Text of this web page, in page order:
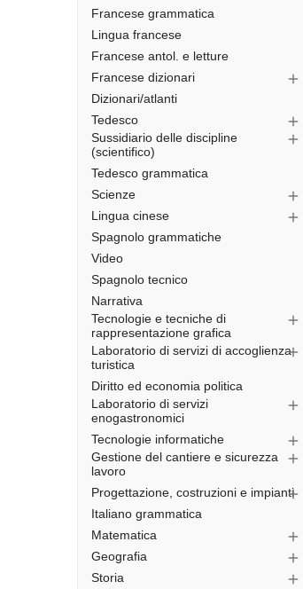
Francese grammatica
Lingua francese
Francese antol. e letture
Francese dizionari

Dizionari/atlanti
Tedesco

Sussidiario delle discipline
(scientifico)

Tedesco grammatica
Scienze

Lingua cinese 
Spagnolo grammatiche
Video
Spagnolo tecnico
Narrativa
Tecnologie e tecniche di
rappresentazione grafica

Laboratorio di servizi di accoglienza
turistica

Diritto ed economia politica
Laboratorio di servizi
enogastronomici

Tecnologie informatiche 
Gestione del cantiere e sicurezza
lavoro

Progettazione, costruzioni e impianti

Italiano grammatica
Matematica

Geografia 
Storia 